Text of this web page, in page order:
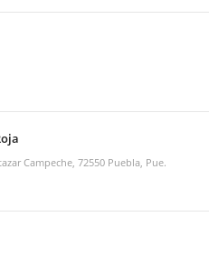
Campeche, 72550 Puebla, Pue.